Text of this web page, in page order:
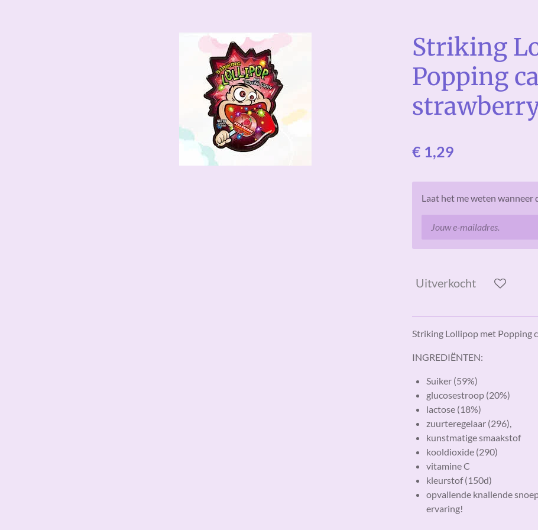
Striking
Popping
€ 1,29
Laat het me weten wanneer
Uitverkocht
Striking Lollipop met Popping
INGREDIËNTEN:
Suiker (59%)
glucosestroop (20%)
lactose (18%)
zuurteregelaar (296),
kunstmatige smaakstof
kooldioxide (290)
vitamine C
kleurstof (150d)
opvallende knallende
ervaring!